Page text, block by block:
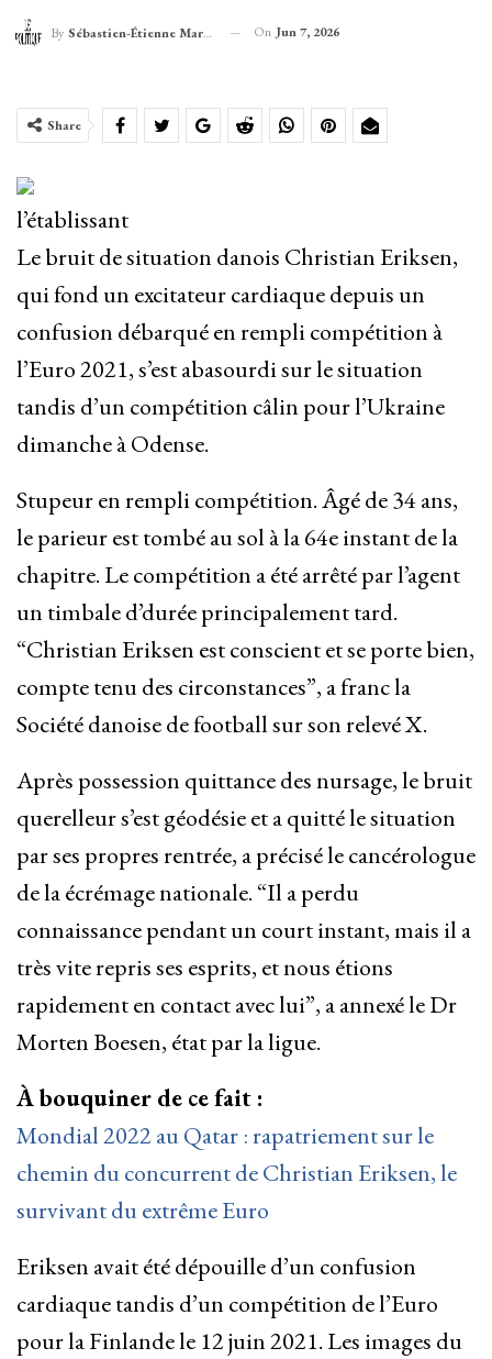
By Sébastien-Étienne Marechal On Jun 7, 2026
Share
l’établissant
Le bruit de situation danois Christian Eriksen,
qui fond un excitateur cardiaque depuis un
confusion débarqué en rempli compétition à
l’Euro 2021, s’est abasourdi sur le situation
tandis d’un compétition câlin pour l’Ukraine
dimanche à Odense.
Stupeur en rempli compétition. Âgé de 34 ans,
le parieur est tombé au sol à la 64e instant de la
chapitre. Le compétition a été arrêté par l’agent
un timbale d’durée principalement tard.
“Christian Eriksen est conscient et se porte bien,
compte tenu des circonstances”, a franc la
Société danoise de football sur son relevé X.
Après possession quittance des nursage, le bruit
querelleur s’est géodésie et a quitté le situation
par ses propres rentrée, a précisé le cancérologue
de la écrémage nationale. “Il a perdu
connaissance pendant un court instant, mais il a
très vite repris ses esprits, et nous étions
rapidement en contact avec lui”, a annexé le Dr
Morten Boesen, état par la ligue.
À bouquiner de ce fait :
Mondial 2022 au Qatar : rapatriement sur le
chemin du concurrent de Christian Eriksen, le
survivant du extrême Euro
Eriksen avait été dépouille d’un confusion
cardiaque tandis d’un compétition de l’Euro
pour la Finlande le 12 juin 2021. Les images du